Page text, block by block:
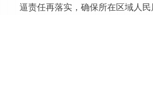
逼责任再落实，确保所在区域人